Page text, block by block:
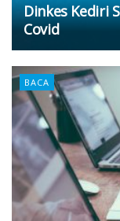
Dinkes Kediri
Covid
BACA